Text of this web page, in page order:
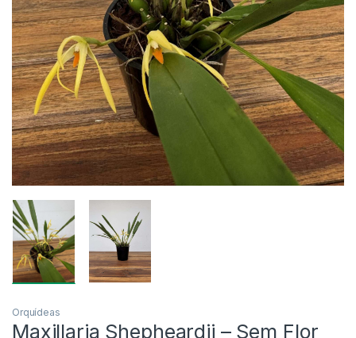
Orquídeas
Maxillaria Shepheardii – Sem Flor